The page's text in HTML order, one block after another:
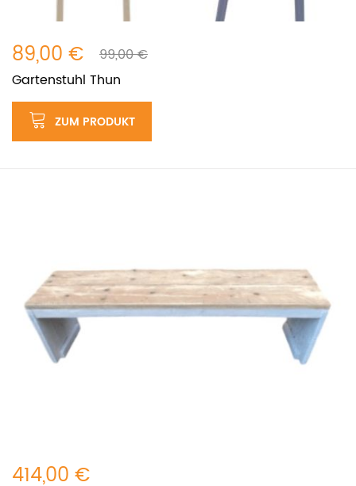
89,00 €
99,00 €
Gartenstuhl Thun
ZUM PRODUKT
414,00 €